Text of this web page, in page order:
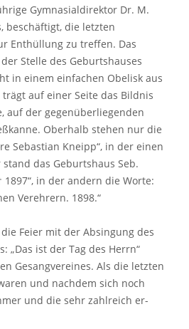
Gymnasialdirektor Dr. M.
beschäftigt, die letzten
Enthüllung zu treffen. Das
Stelle des Geburtshauses
in einem einfachen Obelisk aus
trägt auf einer Seite das Bildnis
auf der gegenüberliegenden
Oberhalb stehen nur die
Sebastian Kneipp“, in der einen
das Geburtshaus Seb.
1897“, in der andern die Worte:
Verehrern. 1898.“
Feier mit der Absingung des
„Das ist der Tag des Herrn“
Gesangvereines. Als die letzten
und nachdem sich noch
und die sehr zahlreich er-